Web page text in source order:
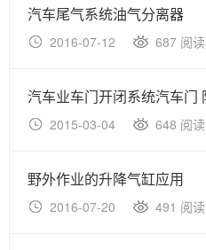
汽车尾气系统油气分离器
2016-07-12 687 阅读
2015-03-04 648 阅读
野外作业的升降气缸应用
2016-07-20 491 阅读